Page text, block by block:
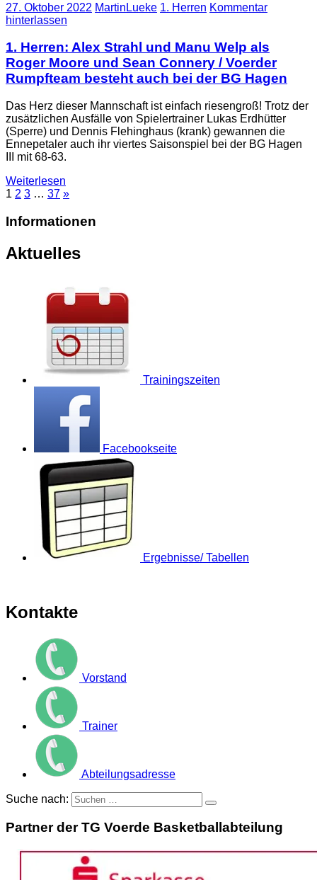
27. Oktober 2022 MartinLueke 1. Herren Kommentar
hinterlassen
1. Herren: Alex Strahl und Manu Welp als
Roger Moore und Sean Connery / Voerder
Rumpfteam besteht auch bei der BG Hagen
Das Herz dieser Mannschaft ist einfach riesengroß! Trotz der
zusätzlichen Ausfälle von Spielertrainer Lukas Erdhütter
(Sperre) und Dennis Flehinghaus (krank) gewannen die
Ennepetaler auch ihr viertes Saisonspiel bei der BG Hagen
III mit 68-63.
Weiterlesen
1 2 3 … 37 »
Informationen
Aktuelles
Trainingszeiten
Facebookseite
Ergebnisse/ Tabellen
Kontakte
Vorstand
Trainer
Abteilungsadresse
Suche nach:
Partner der TG Voerde Basketballabteilung